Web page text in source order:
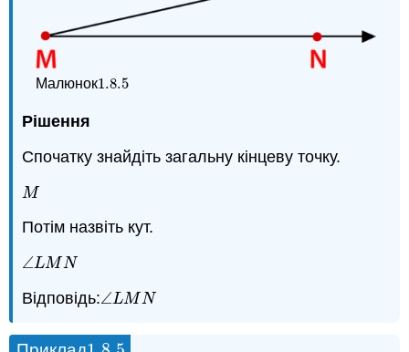
Малюнок1.8.5
1.8.5
Рішення
Спочатку знайдіть загальну кінцеву точку.
M
M
Потім назвіть кут.
∠LMN
∠LMN
Відповідь:∠LMN
∠LMN